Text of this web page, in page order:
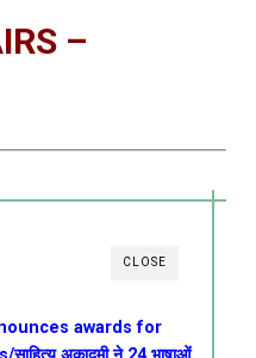
–
CLOSE
awards for